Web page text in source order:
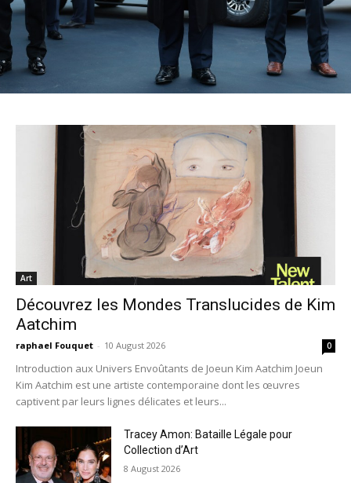
Art
Découvrez les Mondes Translucides de Kim
Aatchim
raphael Fouquet - 10 August 2026 0
Introduction aux Univers Envoûtants de Joeun Kim Aatchim Joeun
Kim Aatchim est une artiste contemporaine dont les œuvres
captivent par leurs lignes délicates et leurs...
Tracey Amon: Bataille Légale pour
Collection d’Art
8 August 2026